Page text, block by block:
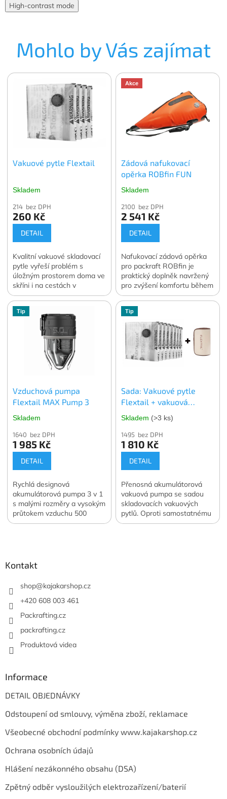
High-contrast mode
Mohlo by Vás zajímat
Vakuové pytle Flextail
Skladem
214 bez DPH
260 Kč
DETAIL
Kvalitní vakuové skladovací
pytle vyřeší problém s
úložným prostorem doma ve
skříni i na cestách v
zavazadle. Vakuování
dokáže zmenšit objem
skladovaného oblečení a
lůžkovin o 70 až 90 %.
Ochrání skladované věci
před prachem, vlhkostí, moly
nebo plísní ať už je
skladujete kdekoli. V balení
4 ks. vybrané velikosti.
distribuce.
Akce
Zádová nafukovací
opěrka ROBfin FUN
Skladem
2100 bez DPH
2 541 Kč
DETAIL
Nafukovací zádová opěrka
pro packraft ROBfin je
praktický doplněk navržený
pro zvýšení komfortu během
pádlování.
Tip
Vzduchová pumpa
Flextail MAX Pump 3
Skladem
1640 bez DPH
1 985 Kč
DETAIL
Rychlá designová
akumulátorová pumpa 3 v 1
s malými rozměry a vysokým
průtokem vzduchu 500
l/min. Navíc funkce svítilny a
Tip
Sada: Vakuové pytle
Flextail + vakuová
pumpa Flextail MAX
Vacuum Pump
Skladem (>3 ks)
1495 bez DPH
1 810 Kč
DETAIL
Přenosná akumulátorová
vakuová pumpa se sadou
skladovacích vakuových
pytlů. Oproti samostatnému
nákupu ušetříte 400 Kč.
Kontakt
shop@kajakarshop.cz
+420 608 003 461
Packrafting.cz
packrafting.cz
Produktová videa
Informace
DETAIL OBJEDNÁVKY
Odstoupení od smlouvy, výměna zboží, reklamace
Všeobecné obchodní podmínky www.kajakarshop.cz
Ochrana osobních údajů
Hlášení nezákonného obsahu (DSA)
Zpětný odběr vysloužilých elektrozařízení/baterií